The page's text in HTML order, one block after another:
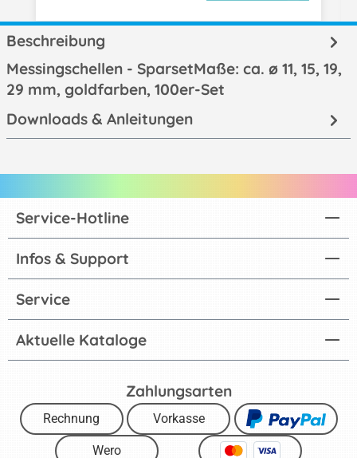
Beschreibung
Messingschellen - SparsetMaße: ca. ø 11, 15, 19,
29 mm, goldfarben, 100er-Set
Downloads & Anleitungen
Aktuelle Kataloge
Service-Hotline
Infos & Support
Service
Zahlungsarten
Rechnung Vorkasse
Wero